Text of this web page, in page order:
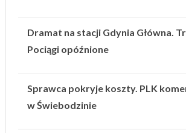
Dramat na stacji Gdynia Główna.
Pociągi opóźnione
Sprawca pokryje koszty. PLK
w Świebodzinie